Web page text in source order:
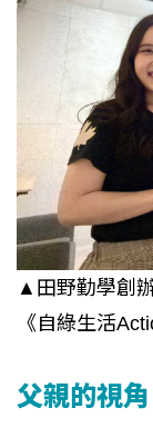
▲田野勤學創
《自綠生活
父親的視